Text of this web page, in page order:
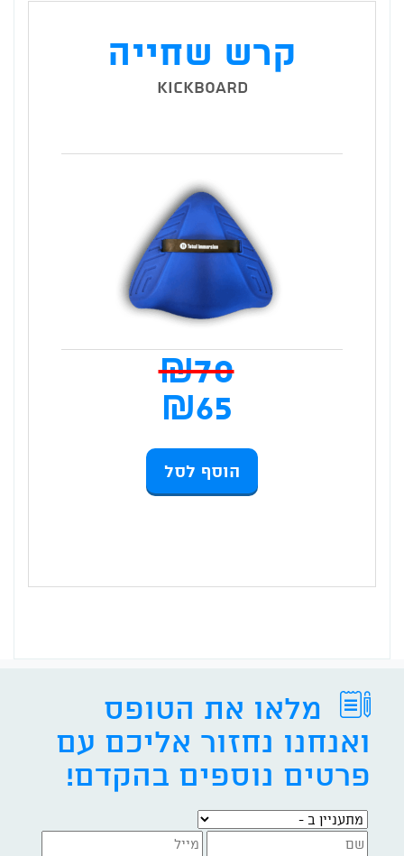
המוצר
קרש שחייה
Kickboard
70
₪
65
₪
המחיר
הוא:
הוסף לסל
מלאו את הטופס
ואנחנו נחזור אליכם עם
פרטים נוספים בהקדם!
מתעניין ב -